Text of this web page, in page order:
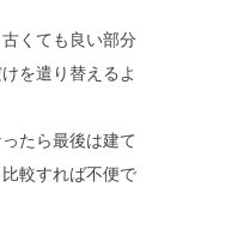
くても良い部分
を遣り替えるよ
たら最後は建て
較すれば不便で